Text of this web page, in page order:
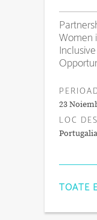
Women
23
LOC
Portugalia
TOATE